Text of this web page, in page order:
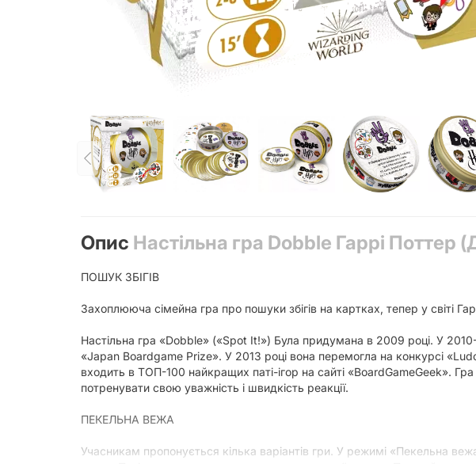
Опис Настільна гра Dobble Гаррі Поттер
ПОШУК ЗБІГІВ
Захоплююча сімейна гра про пошуки збігів на картках, тепер у світі
Настільна гра «Dobble» («Spot It!») Була придумана в 2009 році. У
«Japan Boardgame Prize». У 2013 році вона перемогла на конкурсі
входить в ТОП-100 найкращих паті-ігор на сайті «BoardGameGeek».
потренувати свою уважність і швидкість реакції.
ПЕКЕЛЬНА ВЕЖА
Учасникам пропонується кілька варіантів гри. У режимі «Пекельна